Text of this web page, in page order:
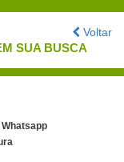
Voltar
SUA BUSCA